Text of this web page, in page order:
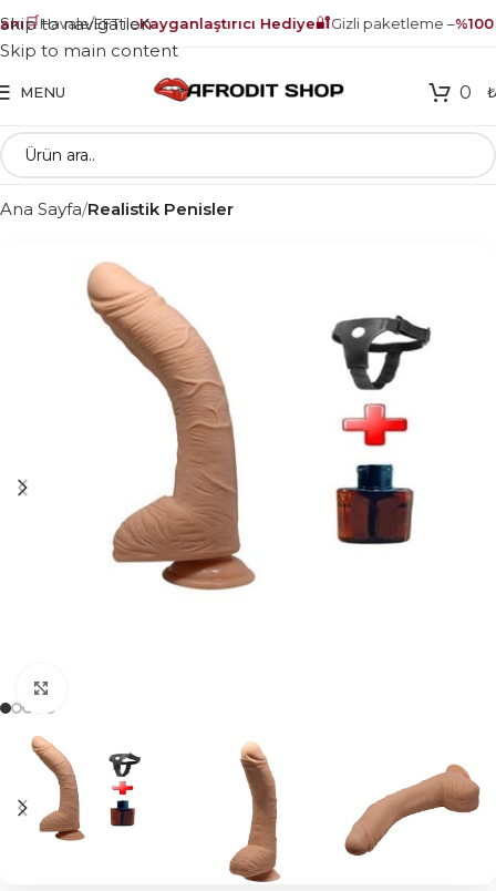
🛒Havale/EFT ileKayganlaştırıcı Hediye🔐Gizli paketleme – %100
Skip to navigation
Skip to main content
MENU 0 ₺
Ana Sayfa Realistik Penisler